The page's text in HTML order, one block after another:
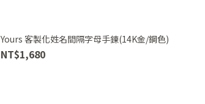
Yours 客製化姓名間隔字母手鍊(14K金/鋼色)
NT$1,680